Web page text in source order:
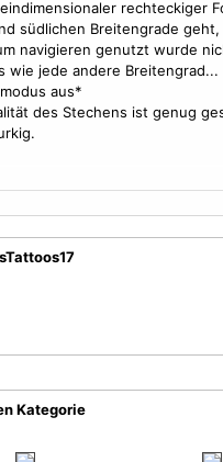
rechteckiger
südlichen Breitengrade
navigieren genutzt wurde
wie jede andere
aus*
des Stechens ist genug
Kategorie